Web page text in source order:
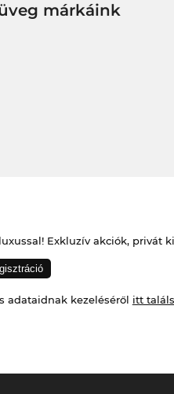
márkáink
Exkluzív akciók, privát
adataidnak kezeléséről itt